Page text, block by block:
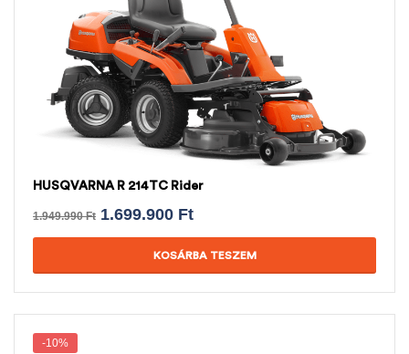
HUSQVARNA R 214TC Rider
1.949.990Ft 1.699.900 Ft
KOSÁRBA TESZEM
-10%